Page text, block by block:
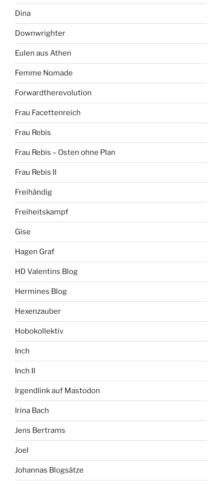
Dina
Downwrighter
Eulen aus Athen
Femme Nomade
Forwardtherevolution
Frau Facettenreich
Frau Rebis
Frau Rebis – Osten ohne Plan
Frau Rebis II
Freihändig
Freiheitskampf
Gise
Hagen Graf
HD Valentins Blog
Hermines Blog
Hexenzauber
Hobokollektiv
Inch
Inch II
Irgendlink auf Mastodon
Irina Bach
Jens Bertrams
Joel
Johannas Blogsätze